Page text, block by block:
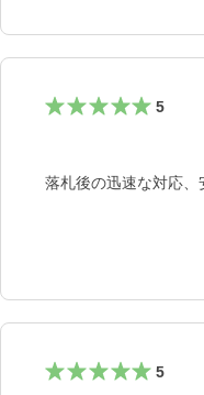
5
落札後の迅速な対応、
5